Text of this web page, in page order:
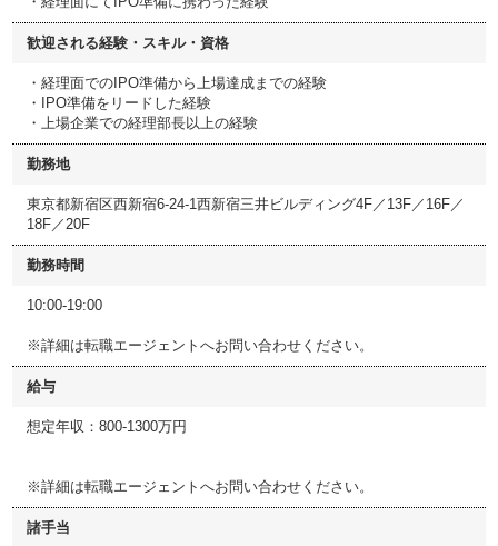
歓迎される経験・スキル・資格
・経理面でのIPO準備から上場達成までの経験
・IPO準備をリードした経験
・上場企業での経理部長以上の経験
勤務地
東京都新宿区西新宿6-24-1西新宿三井ビルディング4F／13F／16F／
18F／20F
勤務時間
10:00-19:00
※詳細は転職エージェントへお問い合わせください。
給与
想定年収：800-1300万円
※詳細は転職エージェントへお問い合わせください。
諸手当